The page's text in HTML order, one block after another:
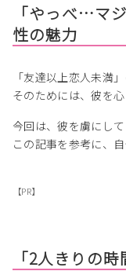
「やっべ…マ
性の魅力
「友達以上恋人未満
そのためには、彼を
今回は、彼を虜にし
この記事を参考に、
【PR】
「2人きりの